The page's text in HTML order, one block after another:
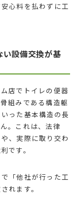
心料を払わずに工
設備交換が基
店でトイレの便器
組みである構造躯
った基本構造の長
。これは、法律
、実際に取り交わ
です。
「他社が行った工
れます。